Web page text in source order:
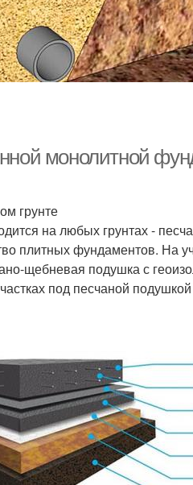
монолитной
грунте
на любых грунтах -
плитных фундаментов. На
щебневая подушка с
под песчаной